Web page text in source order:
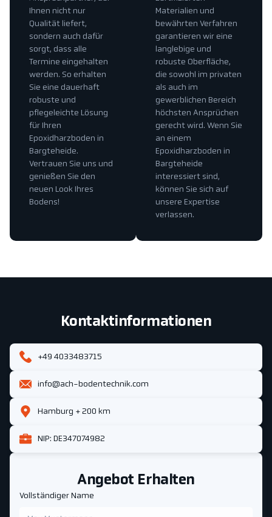
Materialien und
bewährten Verfahren
garantieren wir eine
langlebige und
robuste Oberfläche,
die sowohl im privaten
als auch im
gewerblichen Bereich
höchsten Ansprüchen
gerecht wird. Wenn Sie
an einem
Epoxidharzboden in
Bargteheide
interessiert sind,
können Sie sich auf
unsere Expertise
verlassen.
Ihnen nicht nur
Qualität liefert,
sondern auch dafür
sorgt, dass alle
Termine eingehalten
werden. So erhalten
Sie eine dauerhaft
robuste und
pflegeleichte Lösung
für Ihren
Epoxidharzboden in
Bargteheide.
Vertrauen Sie uns und
genießen Sie den
neuen Look Ihres
Bodens!
Angebot Erhalten
Vollständiger Name
Kontaktinformationen
+49 4033483715
info@ach-bodentechnik.com
Hamburg + 200 km
NIP: DE347074982